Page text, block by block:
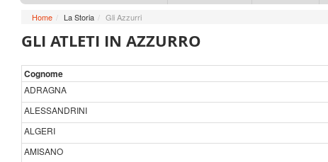
Home / La Storia / Gli Azzurri
GLI ATLETI IN AZZURRO
Cognome
ADRAGNA
ALESSANDRINI
ALGERI
AMISANO